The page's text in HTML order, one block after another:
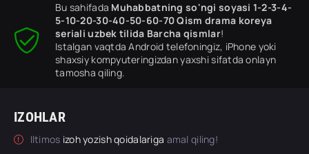
Bu sahifada Muhabbatning so'ngi soyasi 1-2-3-4-
5-10-20-30-40-50-60-70 Qism drama koreya
seriali uzbek tilida Barcha qismlar!
Istalgan vaqtda Android telefoningiz, iPhone yoki
shaxsiy kompyuteringizdan yaxshi sifatda onlayn
tamosha qiling.
IZOHLAR
Iltimos izoh yozish qoidalariga amal qiling!